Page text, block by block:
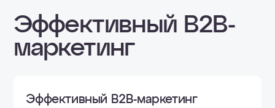
Эффективный B2B-
маркетинг
Эффективный B2B-маркетинг